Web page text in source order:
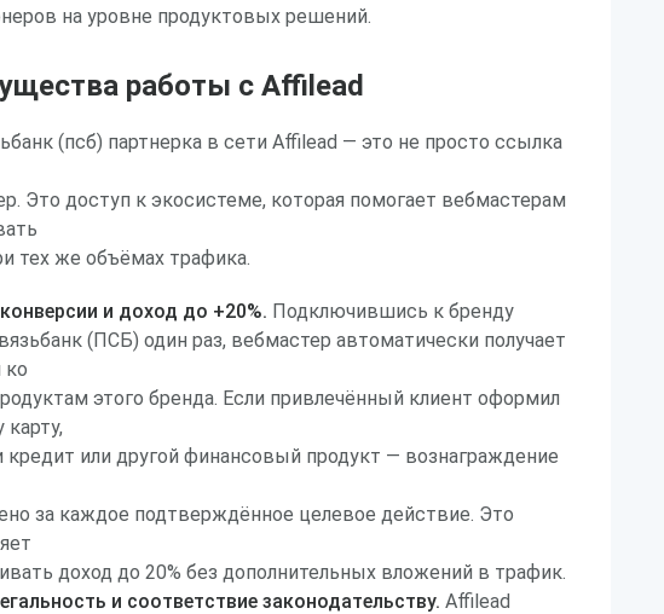
на уровне продуктовых решений.
работы с Affilead
(псб) партнерка в сети Affilead — это не просто ссылка
Это доступ к экосистеме, которая помогает вебмастерам
тех же объёмах трафика.
и доход до +20%. Подключившись к бренду
(ПСБ) один раз, вебмастер автоматически получает
ко
этого бренда. Если привлечённый клиент оформил
карту,
кредит или другой финансовый продукт — вознаграждение
за каждое подтверждённое целевое действие. Это
доход до 20% без дополнительных вложений в трафик.
и соответствие законодательству. Affilead